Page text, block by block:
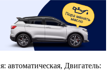
автоматическая, Двигатель: